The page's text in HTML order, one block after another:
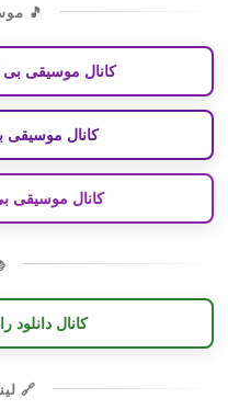
🎵
کانال موسیقی بی
کانال موسیقی
کانال موسیقی
کانال دانلود
🔗